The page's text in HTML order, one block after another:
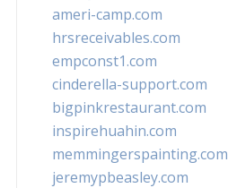
ameri-camp.com
hrsreceivables.com
empconst1.com
cinderella-support.com
bigpinkrestaurant.com
inspirehuahin.com
memmingerspainting.com
jeremypbeasley.com